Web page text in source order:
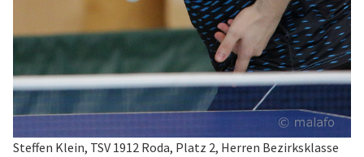
Steffen Klein, TSV 1912 Roda, Platz 2, Herren Bezirksklasse